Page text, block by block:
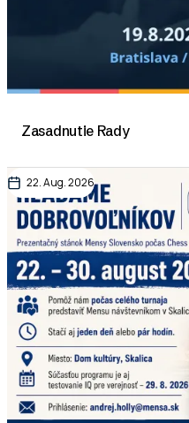
Zasadnutie Rady
22. Aug. 2026